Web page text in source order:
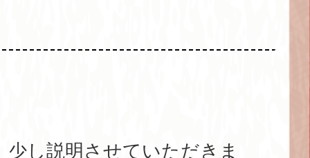
し説明させていただきま